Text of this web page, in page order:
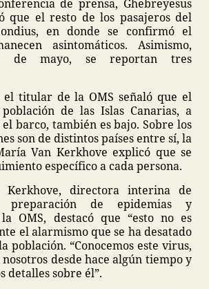
de prensa, Ghebreyesus
que el resto de los pasajeros del
en donde se confirmó el
asintomáticos. Asimismo,
de mayo, se reportan tres
el titular de la OMS señaló que el
de las Islas Canarias, a
barco, también es bajo. Sobre los
son de distintos países entre sí, la
Van Kerkhove explicó que se
específico a cada persona.
Kerkhove, directora interina de
preparación de epidemias y
OMS, destacó que “esto no es
el alarmismo que se ha desatado
población. “Conocemos este virus,
desde hace algún tiempo y
detalles sobre él”.